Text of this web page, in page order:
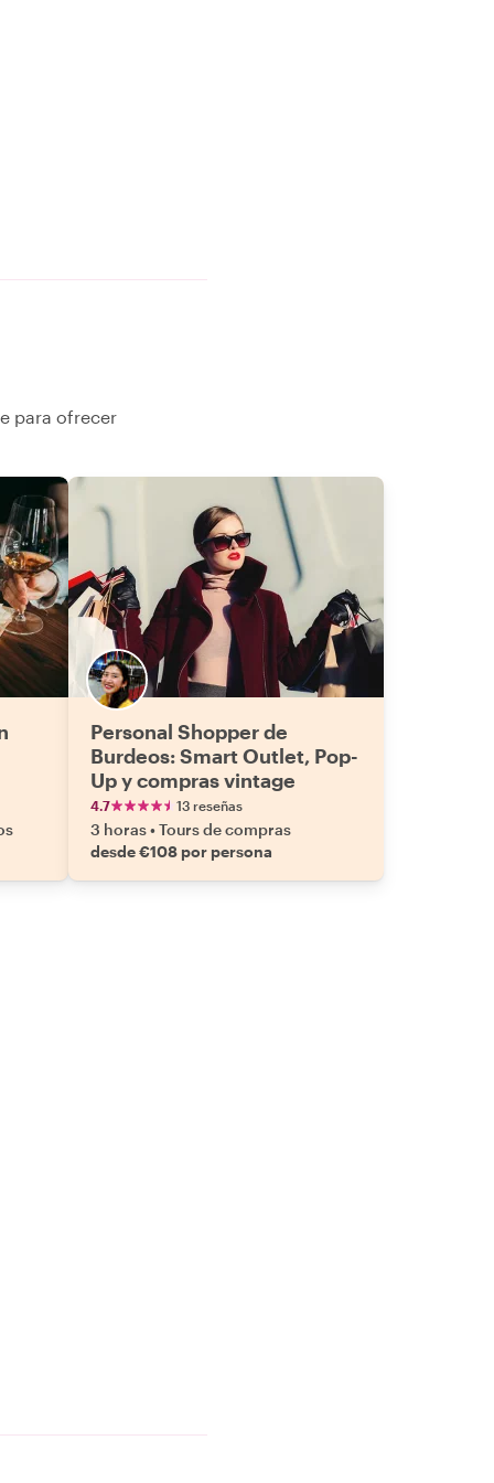
para ofrecer
Personal Shopper de
Burdeos: Smart Outlet, Pop-
Up y compras vintage
4.7 13 reseñas
3 horas•Tours de compras
desde €108 por persona